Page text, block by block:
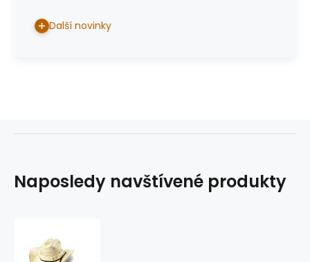
Další novinky
Naposledy navštívené produkty